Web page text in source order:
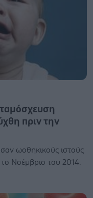
πριν την
ωοθηκικούς ιστούς
Νοέμβριο του 2014.